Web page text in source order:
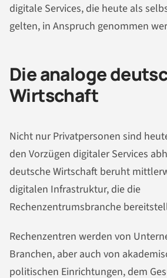
digitale Services, die heute als
gelten, in Anspruch genommen
Die analoge
Wirtschaft
Nicht nur Privatpersonen sind
den Vorzügen digitaler Services
deutsche Wirtschaft beruht
digitalen Infrastruktur, die die
Rechenzentrumsbranche
Rechenzentren werden von
Branchen, aber auch von
politischen Einrichtungen, dem